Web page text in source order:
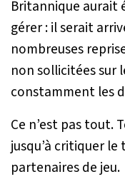
Britannique aurait
gérer : il serait
nombreuses
non sollicitées sur
constamment les
Ce n’est pas tout.
jusqu’à critiquer le
partenaires de jeu.